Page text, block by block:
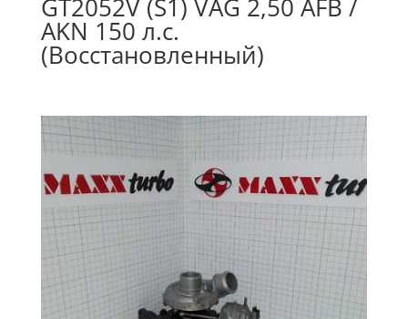
GT2052V (S1) VAG 2,50 AFB /
AKN 150 л.с.
(Восстановленный)